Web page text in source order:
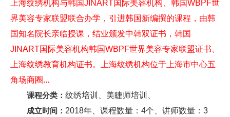
上海纹绣机构与韩国JINART国际美容机构、韩国WBPF世
界美容专家联盟联合办学，引进韩国新编撰的课程，由韩
国知名院长亲临授课，结业颁发中韩双证书，韩国
JINART国际美容机构韩国WBPF世界美容专家联盟证书、
上海纹绣教育机构证书。上海纹绣机构位于上海市中心五
角场商圈...
课程分类： 纹绣培训、美睫师培训、
成立时间： 2018年、课程数量：4个、讲师数量：3